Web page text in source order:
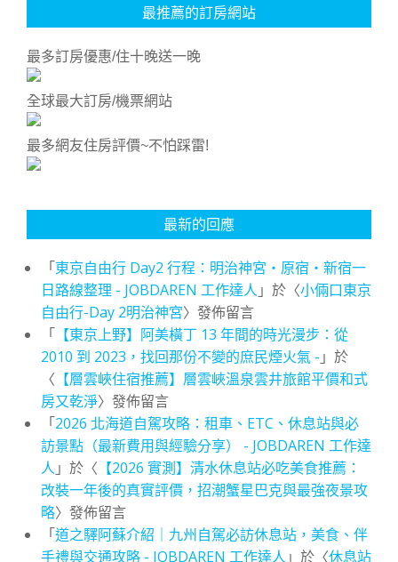
最推薦的訂房網站
最多訂房優惠/住十晚送一晚
全球最大訂房/機票網站
最多網友住房評價~不怕踩雷!
最新的回應
「東京自由行 Day2 行程：明治神宮・原宿・新宿一
日路線整理 - JOBDAREN 工作達人 」於〈小倆口東京
自由行-Day 2明治神宮〉發佈留言
「 【東京上野】阿美橫丁 13 年間的時光漫步：從
2010 到 2023，找回那份不變的庶民煙火氣 - 」於
〈 【層雲峽住宿推薦】層雲峽溫泉雲井旅館平價和式
房又乾淨〉發佈留言
「2026 北海道自駕攻略：租車、ETC、休息站與必
訪景點（最新費用與經驗分享） - JOBDAREN 工作達
人 」於〈 【2026 實測】清水休息站必吃美食推薦：
改裝一年後的真實評價，招潮蟹星巴克與最強夜景攻
略〉發佈留言
「道之驛阿蘇介紹｜九州自駕必訪休息站，美食、伴
手禮與交通攻略 - JOBDAREN 工作達人 」於〈休息站